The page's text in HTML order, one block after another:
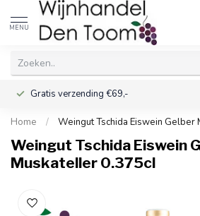
MENU
Gratis verzending €69,-
Home / Weingut Tschida Eiswein
Weingut Tschida Eiswein
Muskateller 0.375cl